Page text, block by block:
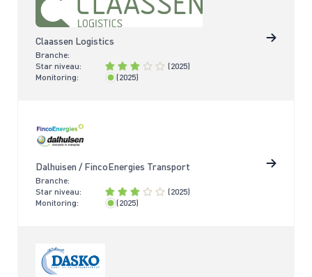
Claassen Logistics
Branche:
Star niveau:
(2025)
Monitoring:
< 2 jaar
(2025)
Dalhuisen / FincoEnergies Transport
Branche:
Star niveau:
(2025)
Monitoring:
< 2 jaar
(2025)